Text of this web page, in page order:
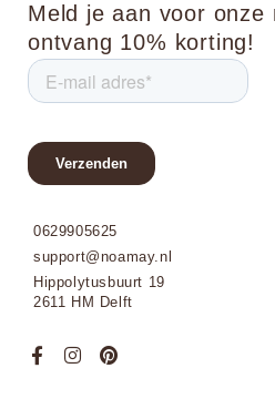
Meld je aan voor onze
ontvang 10% korting!
0629905625
support@noamay.nl
Hippolytusbuurt 19
2611 HM Delft